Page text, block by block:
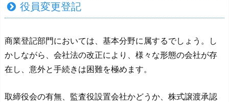
役員変更登記
商業登記部門においては、基本分野に属するでしょう。し
かしながら、会社法の改正により、様々な形態の会社が存
在し、意外と手続きは困難を極めます。
取締役会の有無、監査役設置会社かどうか、株式譲渡承認